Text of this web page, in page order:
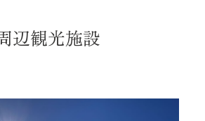
辺観光施設